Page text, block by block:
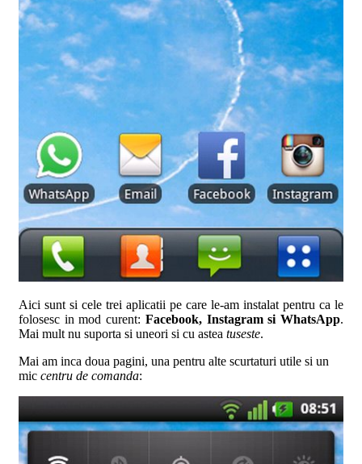
Aici sunt si cele trei aplicatii pe care le-am instalat pentru ca le
folosesc in mod curent: Facebook, Instagram si WhatsApp.
Mai mult nu suporta si uneori si cu astea tuseste.
Mai am inca doua pagini, una pentru alte scurtaturi utile si un
mic centru de comanda: